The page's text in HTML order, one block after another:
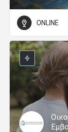
ONLINE